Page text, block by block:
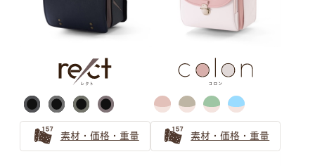
素材・価格・重量 素材・価格・重量